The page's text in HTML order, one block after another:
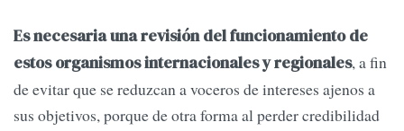
Es necesaria una revisión del funcionamiento de
estos organismos internacionales y regionales, a fin
de evi­tar que se reduzcan a voceros de intereses ajenos a
sus objetivos, porque de otra forma al perder credibilidad